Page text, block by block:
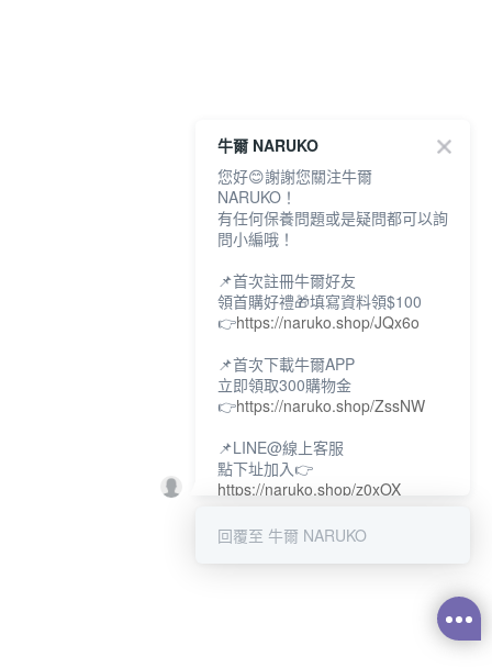
牛爾 NARUKO
您好😊謝謝您關注牛爾
NARUKO！
有任何保養問題或是疑問都可以詢
問小編哦！
📌首次註冊牛爾好友
領首購好禮🎁填寫資料領$100
👉https://naruko.shop/JQx6o
📌首次下載牛爾APP
立即領取300購物金
👉https://naruko.shop/ZssNW
📌LINE@線上客服
點下址加入👉
https://naruko.shop/z0xOX
📌電話客服：02-26581707
回覆至 牛爾 NARUKO